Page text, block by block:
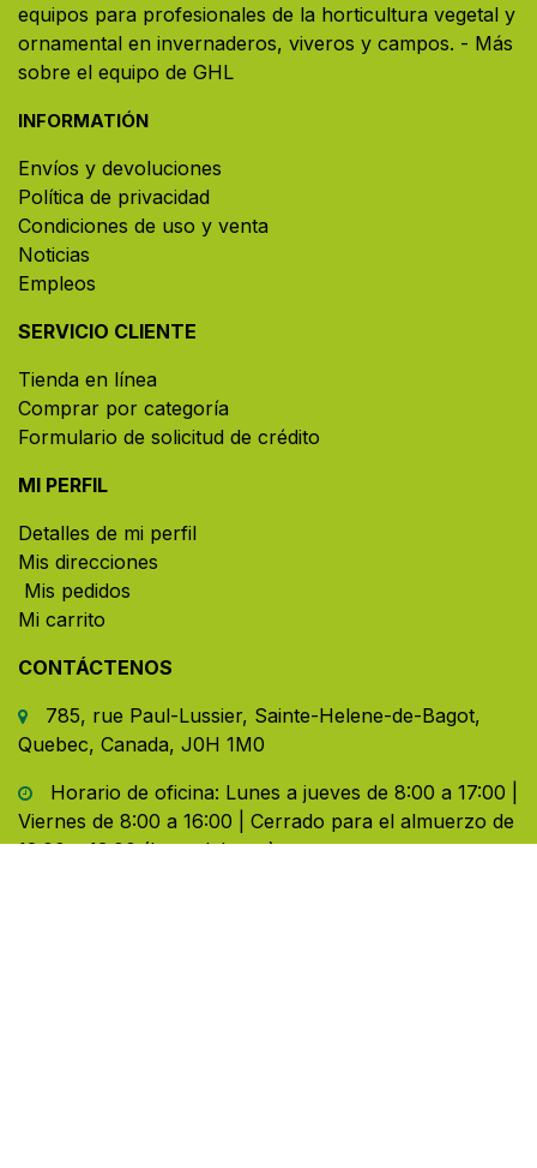
equipos para profesionales de la horticultura vegetal y
ornamental en invernaderos, viveros y campos. ​- Más
sobre el equipo de GHL
INFORMATIÓN
Envíos y devoluciones
Política de privacidad
Condiciones de uso y venta
Noticias
Empleos
SERVICIO CLIENTE
Tienda en línea
Comprar por categoría
Formulario de solicitud de crédito
MI PERFIL
Detalles de mi perfil
Mis direcciones
Mis pedidos
Mi carrito
CONTÁCTENOS
785, rue Paul-Lussier, Sainte-Helene-de-Bagot,
Quebec, Canada, J0H 1M0
Horario de oficina: Lunes a jueves de 8:00 a 17:00 |
Viernes de 8:00 a 16:00 | Cerrado para el almuerzo de
12:00 a 13:00 (hora del este)